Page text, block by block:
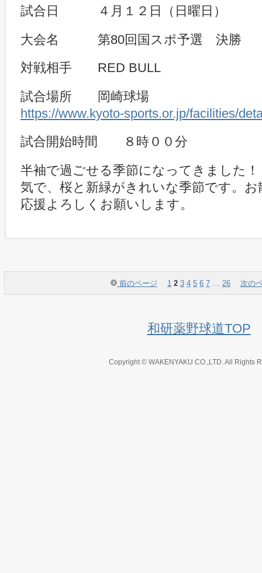
試合日 ４月１２日（日曜日）
大会名 第80回国スポ予選 決勝
対戦相手 RED BULL
試合場所 岡崎球場
https://www.kyoto-sports.or.jp/facilities/
試合開始時間 ８時００分
半袖で過ごせる季節になってきました
気で、桜と新緑がきれいな季節です。
応援よろしくお願いします。
前のページ 1 2 3 4 5 6 7 … 26 次の
和研薬野球道TOP
Copyright © WAKENYAKU CO.,LTD. All Rights